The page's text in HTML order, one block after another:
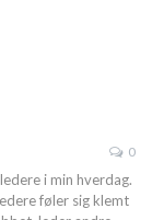
0
i min hverdag.
føler sig klemt